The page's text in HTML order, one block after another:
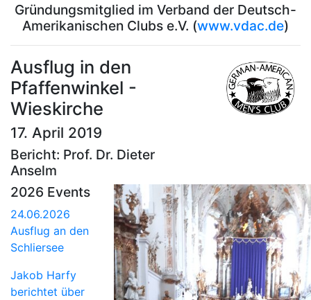
Gründungsmitglied im Verband der Deutsch-
Amerikanischen Clubs e.V. (www.vdac.de)
Ausflug in den
Pfaffenwinkel -
Wieskirche
17. April 2019
Bericht: Prof. Dr. Dieter
Anselm
2026 Events
24.06.2026
Ausflug an den
Schliersee
Jakob Harfy
berichtet über